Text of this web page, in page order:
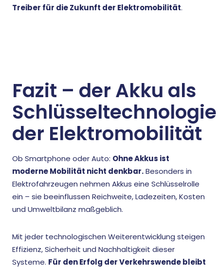
Treiber für die Zukunft der Elektromobilität.
Fazit – der Akku als
Schlüsseltechnologie
der Elektromobilität
Ob Smartphone oder Auto: Ohne Akkus ist
moderne Mobilität nicht denkbar.Besonders in
Elektrofahrzeugen nehmen Akkus eine Schlüsselrolle
ein – sie beeinflussen Reichweite, Ladezeiten, Kosten
und Umweltbilanz maßgeblich.
Mit jeder technologischen Weiterentwicklung steigen
Effizienz, Sicherheit und Nachhaltigkeit dieser
Systeme. Für den Erfolg der Verkehrswende bleibt